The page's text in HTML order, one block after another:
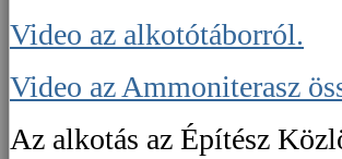
Video az alkotótáborról.
Video az Ammoniterasz
Az alkotás az Építész